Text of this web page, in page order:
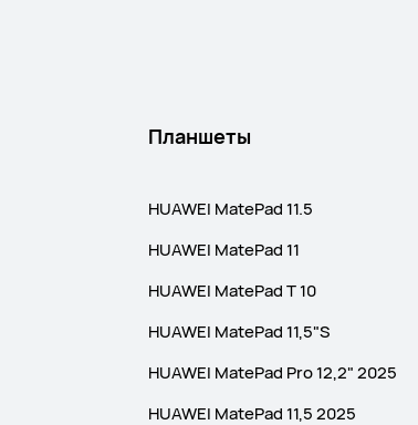
Планшеты
HUAWEI MatePad 11.5
HUAWEI MatePad 11
HUAWEI MatePad T 10
HUAWEI MatePad 11,5"S
HUAWEI MatePad Pro 12,2" 2025
HUAWEI MatePad 11,5 2025